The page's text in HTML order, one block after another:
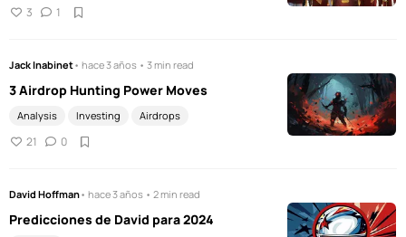
3 1
Jack Inabinet• hace 3 años • 3 min read
3 Airdrop Hunting Power Moves
Analysis Investing Airdrops
21 0
David Hoffman• hace 3 años • 2 min read
Predicciones de David para 2024